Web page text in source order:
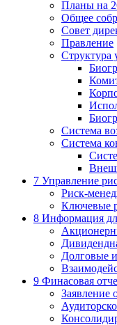
Планы на
Общее
Совет
Правление
Структура
Система
Система
7 Управление
Риск-
Ключевые
8 Информация
Долговые
9 Финасовая
Заявление